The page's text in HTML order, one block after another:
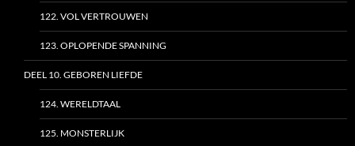
122. VOL VERTROUWEN
123. OPLOPENDE SPANNING
DEEL 10. GEBOREN LIEFDE
124. WERELDTAAL
125. MONSTERLIJK